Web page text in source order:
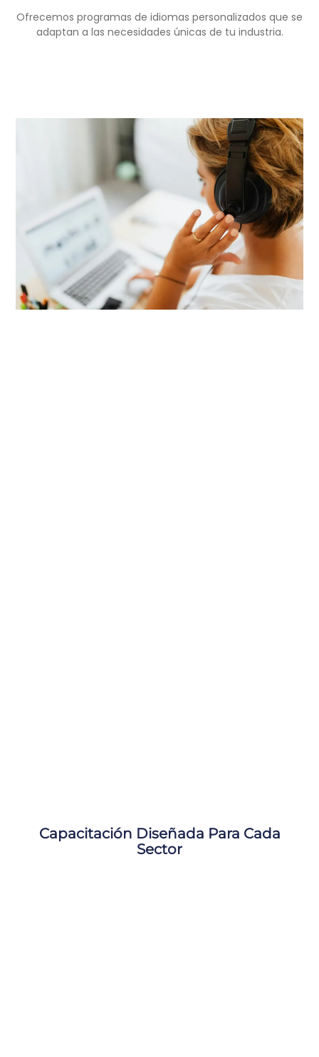
Ofrecemos programas de idiomas personalizados que se
adaptan a las necesidades únicas de tu industria.
Capacitación Diseñada Para Cada
Sector